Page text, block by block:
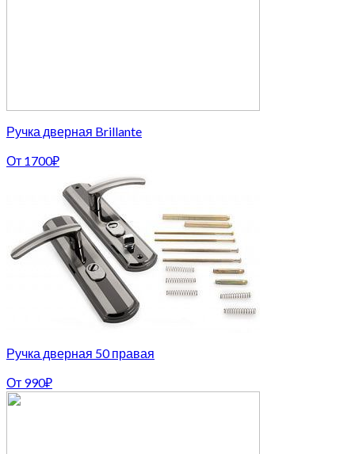
Ручка дверная Brillante
От 1700₽
Ручка дверная 50 правая
От 990₽